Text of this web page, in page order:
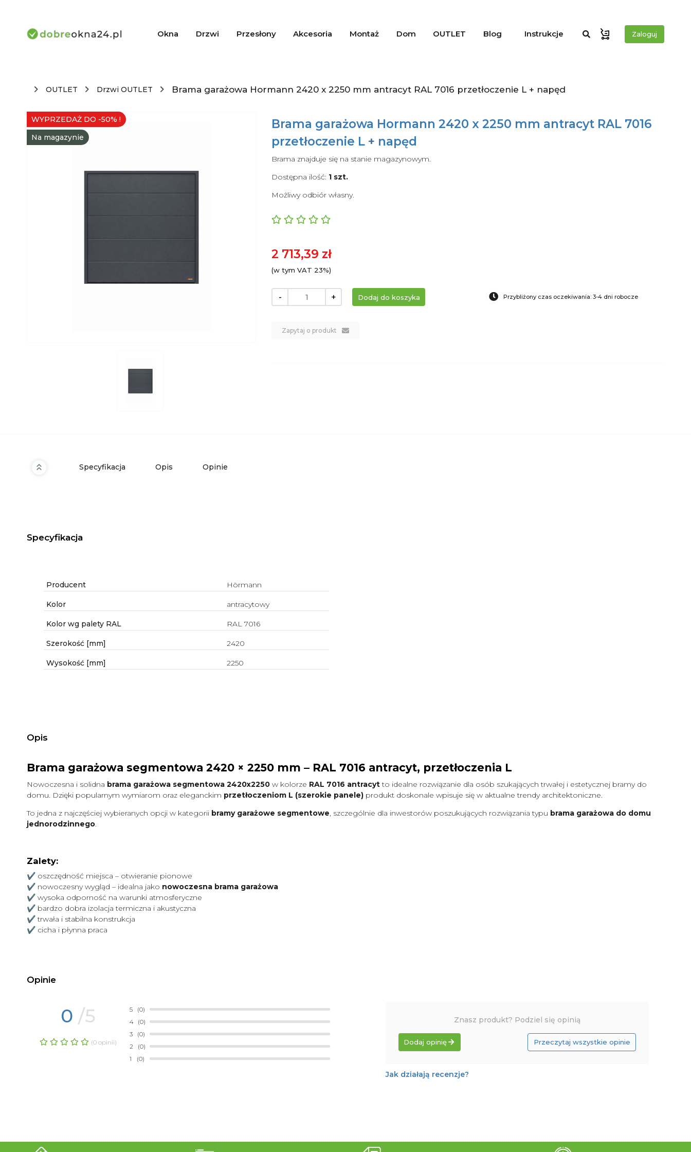
Okna Drzwi Przesłony Akcesoria Montaż Dom OUTLET Blog Instrukcje Zaloguj
OUTLET Drzwi OUTLET Brama garażowa Hormann 2420 x 2250 mm antracyt RAL 7016 przetłoczenie L + napęd
WYPRZEDAŻ DO -50% !
Na magazynie
Brama garażowa Hormann 2420 x 2250 mm antracyt RAL 7016
przetłoczenie L + napęd
Brama znajduje się na stanie magazynowym.
Dostępna ilość: 1 szt.
Możliwy odbiór własny.
2 713,39 zł
(w tym VAT 23%)
- +
Zapytaj o produkt
Przybliżony czas oczekiwania: 3-4 dni robocze
Specyfikacja Opis Opinie
Specyfikacja
Producent Hörmann
Kolor antracytowy
Kolor wg palety RAL RAL 7016
Szerokość [mm] 2420
Wysokość [mm] 2250
Opis
Brama garażowa segmentowa 2420 × 2250 mm – RAL 7016 antracyt, przetłoczenia L
Nowoczesna i solidna brama garażowa segmentowa 2420x2250 w kolorze RAL 7016 antracytto idealne rozwiązanie dla osób szukających trwałej i estetycznej bramy do
domu. Dzięki popularnym wymiarom oraz eleganckim przetłoczeniom L (szerokie panele) produkt doskonale wpisuje się w aktualne trendy architektoniczne.
To jedna z najczęściej wybieranych opcji w kategorii bramy garażowe segmentowe , szczególnie dla inwestorów poszukujących rozwiązania typu brama garażowa do domu
jednorodzinnego
Zalety:
✔ oszczędność miejsca – otwieranie pionowe
✔ nowoczesny wygląd – idealna jako nowoczesna brama garażowa
✔ wysoka odporność na warunki atmosferyczne
✔ bardzo dobra izolacja termiczna i akustyczna
✔ trwała i stabilna konstrukcja
✔ cicha i płynna praca
Opinie
0 /5
(0 opinii)
5
(0)
4 (0)
3
(0)
2
(0)
1
(0)
Znasz produkt? Podziel się opinią
Dodaj opinię Przeczytaj wszystkie opinie
Jak działają recenzje?